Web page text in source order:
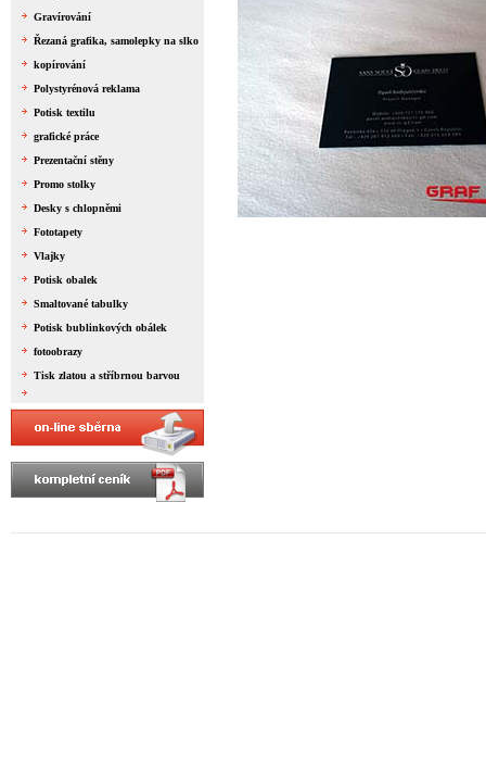
Gravírování
Řezaná grafika, samolepky na slko
kopírování
Polystyrénová reklama
Potisk textilu
grafické práce
Prezentační stěny
Promo stolky
Desky s chlopněmi
Fototapety
Vlajky
Potisk obalek
Smaltované tabulky
Potisk bublinkových obálek
fotoobrazy
Tisk zlatou a stříbrnou barvou